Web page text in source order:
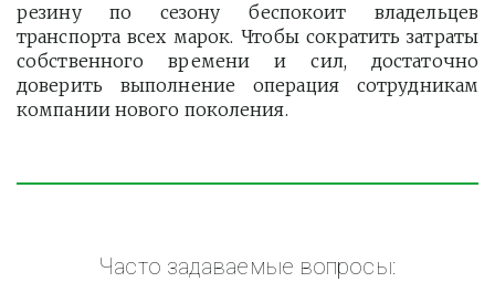
резину по сезону беспокоит владельцев
транспорта всех марок. Чтобы сократить затраты
собственного времени и сил, достаточно
доверить выполнение операция сотрудникам
компании нового поколения.
Часто задаваемые вопросы: